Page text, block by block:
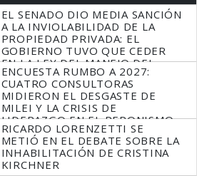
EL SENADO DIO MEDIA SANCIÓN
A LA INVIOLABILIDAD DE LA
PROPIEDAD PRIVADA: EL
GOBIERNO TUVO QUE CEDER
EN LA LEY DEL MANEJO DEL
FUEGO
ENCUESTA RUMBO A 2027:
CUATRO CONSULTORAS
MIDIERON EL DESGASTE DE
MILEI Y LA CRISIS DE
LIDERAZGO EN EL PERONISMO
RICARDO LORENZETTI SE
METIÓ EN EL DEBATE SOBRE LA
INHABILITACIÓN DE CRISTINA
KIRCHNER